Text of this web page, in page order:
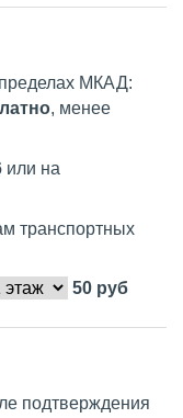
МКАД:
, менее
или на
транспортных
50 руб
подтверждения